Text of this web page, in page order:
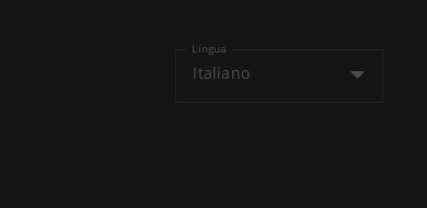
Lingua
Italiano